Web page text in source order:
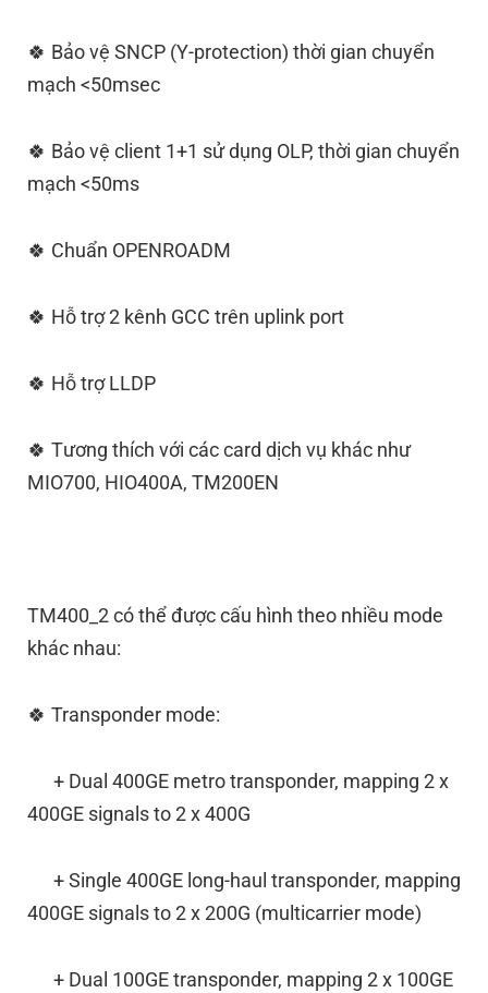
🍀 Bảo vệ SNCP (Y-protection) thời gian chuyển
mạch <50msec
🍀 Bảo vệ client 1+1 sử dụng OLP, thời gian chuyển
mạch <50ms
🍀 Chuẩn OPENROADM
🍀 Hỗ trợ 2 kênh GCC trên uplink port
🍀 Hỗ trợ LLDP
🍀 Tương thích với các card dịch vụ khác như
MIO700, HIO400A, TM200EN
TM400_2 có thể được cấu hình theo nhiều mode
khác nhau:
🍀 Transponder mode:
+ Dual 400GE metro transponder, mapping 2 x
400GE signals to 2 x 400G
+ Single 400GE long-haul transponder, mapping
400GE signals to 2 x 200G (multicarrier mode)
+ Dual 100GE transponder, mapping 2 x 100GE